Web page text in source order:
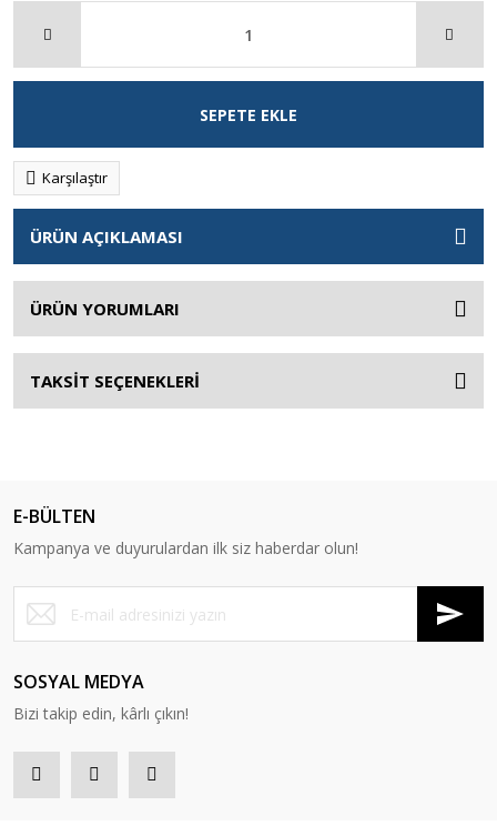
SEPETE EKLE
Karşılaştır
ÜRÜN AÇIKLAMASI
ÜRÜN YORUMLARI
TAKSİT SEÇENEKLERİ
E-BÜLTEN
Kampanya ve duyurulardan ilk siz haberdar olun!
SOSYAL MEDYA
Bizi takip edin, kârlı çıkın!